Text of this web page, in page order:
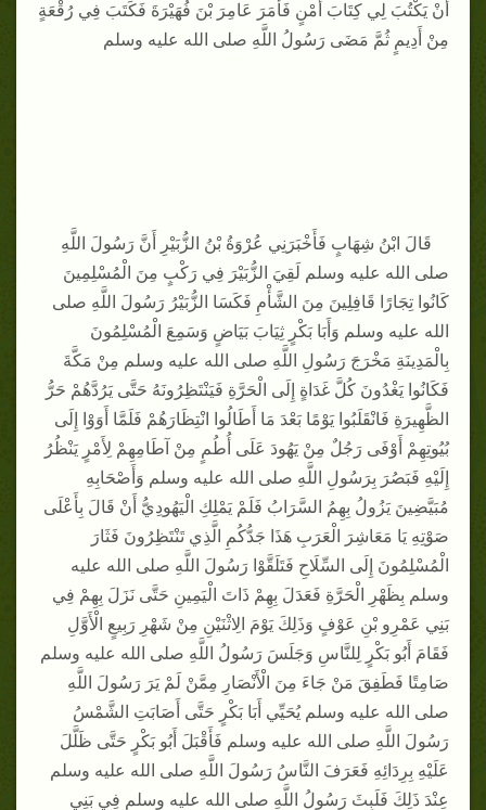
أَنْ يَكْتُبَ لِي كِتَابَ أَمْنٍ فَأَمَرَ عَامِرَ بْنَ فُهَيْرَةَ فَكَتَبَ فِي رُقْعَةٍ
مِنْ أَدِيمٍ ثُمَّ مَضَى رَسُولُ اللَّهِ صلى الله عليه وسلم
قَالَ ابْنُ شِهَابٍ فَأَخْبَرَنِي عُرْوَةُ بْنُ الزُّبَيْرِ أَنَّ رَسُولَ اللَّهِ
صلى الله عليه وسلم لَقِيَ الزُّبَيْرَ فِي رَكْبٍ مِنَ الْمُسْلِمِينَ
كَانُوا تِجَارًا قَافِلِينَ مِنَ الشَّأْمِ فَكَسَا الزُّبَيْرُ رَسُولَ اللَّهِ صلى
الله عليه وسلم وَأَبَا بَكْرٍ ثِيَابَ بَيَاضٍ وَسَمِعَ الْمُسْلِمُونَ
بِالْمَدِينَةِ مَخْرَجَ رَسُولِ اللَّهِ صلى الله عليه وسلم مِنْ مَكَّةَ
فَكَانُوا يَغْدُونَ كُلَّ غَدَاةٍ إِلَى الْحَرَّةِ فَيَنْتَظِرُونَهُ حَتَّى يَرُدَّهُمْ حَرُّ
الظَّهِيرَةِ فَانْقَلَبُوا يَوْمًا بَعْدَ مَا أَطَالُوا انْتِظَارَهُمْ فَلَمَّا أَوَوْا إِلَى
بُيُوتِهِمْ أَوْفَى رَجُلٌ مِنْ يَهُودَ عَلَى أُطُمٍ مِنْ آطَامِهِمْ لِأَمْرٍ يَنْظُرُ
إِلَيْهِ فَبَصُرَ بِرَسُولِ اللَّهِ صلى الله عليه وسلم وَأَصْحَابِهِ
مُبَيَّضِينَ يَزُولُ بِهِمُ السَّرَابُ فَلَمْ يَمْلِكِ الْيَهُودِيُّ أَنْ قَالَ بِأَعْلَى
صَوْتِهِ يَا مَعَاشِرَ الْعَرَبِ هَذَا جَدُّكُمِ الَّذِي تَنْتَظِرُونَ فَثَارَ
الْمُسْلِمُونَ إِلَى السِّلَاحِ فَتَلَقَّوْا رَسُولَ اللَّهِ صلى الله عليه
وسلم بِظَهْرِ الْحَرَّةِ فَعَدَلَ بِهِمْ ذَاتَ الْيَمِينِ حَتَّى نَزَلَ بِهِمْ فِي
بَنِي عَمْرِو بْنِ عَوْفٍ وَذَلِكَ يَوْمَ الِاثْنَيْنِ مِنْ شَهْرِ رَبِيعٍ الْأَوَّلِ
فَقَامَ أَبُو بَكْرٍ لِلنَّاسِ وَجَلَسَ رَسُولُ اللَّهِ صلى الله عليه وسلم
صَامِتًا فَطَفِقَ مَنْ جَاءَ مِنَ الْأَنْصَارِ مِمَّنْ لَمْ يَرَ رَسُولَ اللَّهِ
صلى الله عليه وسلم يُحَيِّي أَبَا بَكْرٍ حَتَّى أَصَابَتِ الشَّمْسُ
رَسُولَ اللَّهِ صلى الله عليه وسلم فَأَقْبَلَ أَبُو بَكْرٍ حَتَّى ظَلَّلَ
عَلَيْهِ بِرِدَائِهِ فَعَرَفَ النَّاسُ رَسُولَ اللَّهِ صلى الله عليه وسلم
عِنْدَ ذَلِكَ فَلَبِثَ رَسُولُ اللَّهِ صلى الله عليه وسلم فِي بَنِي